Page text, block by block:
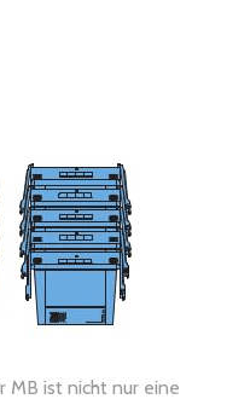
MB ist nicht nur eine